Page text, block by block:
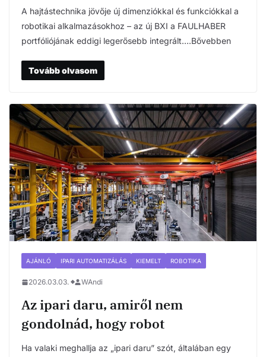
A hajtástechnika jövője új dimenziókkal és funkciókkal a
robotikai alkalmazásokhoz – az új BXI a FAULHABER
portfóliójának eddigi legerősebb integrált….Bővebben
Tovább olvasom
AJÁNLÓ IPARI AUTOMATIZÁLÁS KIEMELT ROBOTIKA
2026.03.03. WAndi
Az ipari daru, amiről nem
gondolnád, hogy robot
Ha valaki meghallja az „ipari daru” szót, általában egy